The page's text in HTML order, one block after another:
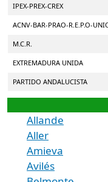
IPEX-PREX-CREX
ACNV-BAR-PRAO-R.E.P.O-
M.C.R.
EXTREMADURA UNIDA
PARTIDO ANDALUCISTA
Allande
Aller
Amieva
Avilés